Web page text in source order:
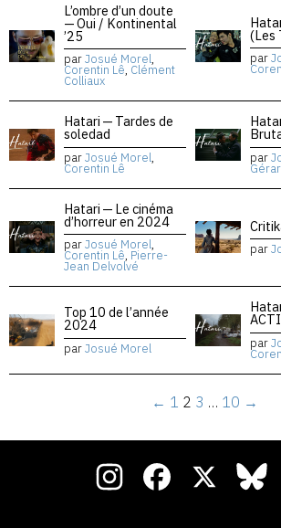
L’ombre d’un doute
— Oui / Kontinental
’25
parJosué Morel,
Corentin Lê, Clément
Colliaux
(Les
par
Hatari — Tardes de
soledad
parJosué Morel,
Corentin Lê
par
Hatari — Le cinéma
d’horreur en 2024
parJosué Morel,
Corentin Lê, Pierre-
Jean Delvolvé
par
Top 10 de l’année
2024
parJosué Morel par
← 1 2 3 … 10 →